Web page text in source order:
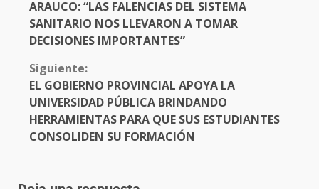
ARAUCO: “LAS FALENCIAS DEL SISTEMA
SANITARIO NOS LLEVARON A TOMAR
DECISIONES IMPORTANTES”
Siguiente:
EL GOBIERNO PROVINCIAL APOYA LA
UNIVERSIDAD PÚBLICA BRINDANDO
HERRAMIENTAS PARA QUE SUS ESTUDIANTES
CONSOLIDEN SU FORMACIÓN